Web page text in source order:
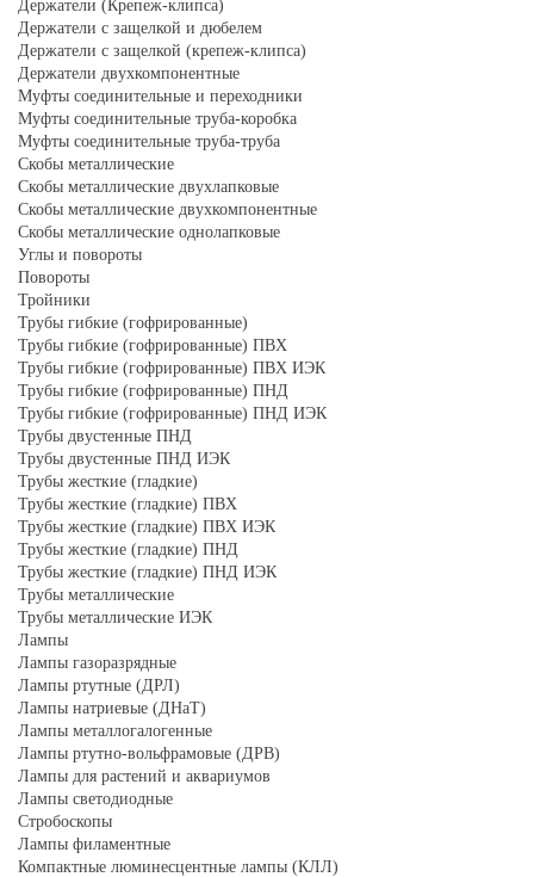
Держатели (Крепеж-клипса)
Держатели с защелкой и дюбелем
Держатели с защелкой (крепеж-клипса)
Держатели двухкомпонентные
Муфты соединительные и переходники
Муфты соединительные труба-коробка
Муфты соединительные труба-труба
Скобы металлические
Скобы металлические двухлапковые
Скобы металлические двухкомпонентные
Скобы металлические однолапковые
Углы и повороты
Повороты
Тройники
Трубы гибкие (гофрированные)
Трубы гибкие (гофрированные) ПВХ
Трубы гибкие (гофрированные) ПВХ ИЭК
Трубы гибкие (гофрированные) ПНД
Трубы гибкие (гофрированные) ПНД ИЭК
Трубы двустенные ПНД
Трубы двустенные ПНД ИЭК
Трубы жесткие (гладкие)
Трубы жесткие (гладкие) ПВХ
Трубы жесткие (гладкие) ПВХ ИЭК
Трубы жесткие (гладкие) ПНД
Трубы жесткие (гладкие) ПНД ИЭК
Трубы металлические
Трубы металлические ИЭК
Лампы
Лампы газоразрядные
Лампы ртутные (ДРЛ)
Лампы натриевые (ДНаТ)
Лампы металлогалогенные
Лампы ртутно-вольфрамовые (ДРВ)
Лампы для растений и аквариумов
Лампы светодиодные
Стробоскопы
Лампы филаментные
Компактные люминесцентные лампы (КЛЛ)